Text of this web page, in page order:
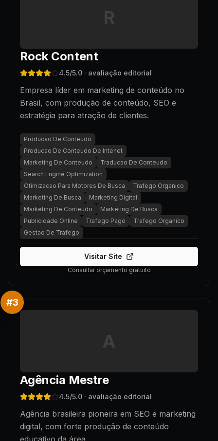
R
Rock Content
4.5/5.0 · avaliação editorial
Empresa líder em marketing de conteúdo no
Brasil, com produção de conteúdo, SEO e
estratégia para atração de clientes.
Producao De Conteudo
Producao De Conteudo De Intenet
Marketing De Conteudo
Traducao De Conteudo
Search Engine Optimization
Otimizacao Para Motores De Busca
Trafego Organico
Marketing De Busca
Marketing Digital
Marketing De Conteudo
Marketing De Busca
Publicidade Online
Trafego Pago
Trafego Organico
Gestao De Trafego
Visitar Site
Consultar orçamento gratuito
#3
A
Agência Mestre
4.5/5.0 · avaliação editorial
Agência brasileira pioneira em SEO e marketing
digital, com forte produção de conteúdo
educativo da área.